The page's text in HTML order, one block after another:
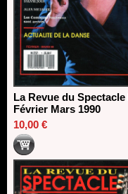
La Revue du Spectacle
Février Mars 1990
10,00 €